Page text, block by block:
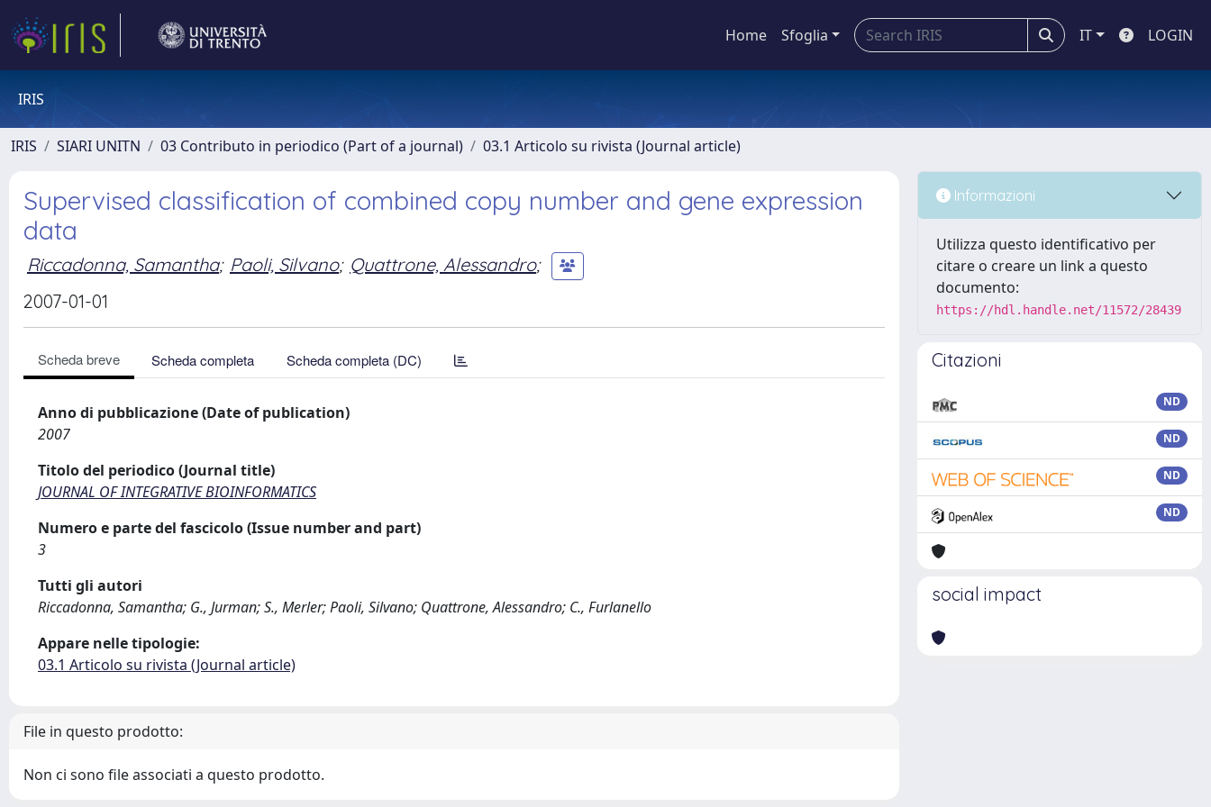
Home Sfoglia IT LOGIN
IRIS
IRIS SIARI UNITN 03 Contributo in periodico (Part of a journal) 03.1 Articolo su rivista (Journal article)
Supervised classification of combined copy number and gene expression
data
Riccadonna, Samantha; Paoli, Silvano; Quattrone, Alessandro;
2007-01-01
Scheda breve Scheda completa Scheda completa (DC)
Anno di pubblicazione (Date of publication)
2007
Titolo del periodico (Journal title)
JOURNAL OF INTEGRATIVE BIOINFORMATICS
Numero e parte del fascicolo (Issue number and part)
3
Tutti gli autori
Riccadonna, Samantha; G., Jurman; S., Merler; Paoli, Silvano; Quattrone, Alessandro; C., Furlanello
Appare nelle tipologie:
03.1 Articolo su rivista (Journal article)
File in questo prodotto:
Non ci sono file associati a questo prodotto.
Informazioni
Utilizza questo identificativo per
citare o creare un link a questo
documento:
https://hdl.handle.net/11572/28439
Citazioni
ND
ND
ND
ND
social impact